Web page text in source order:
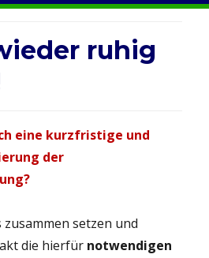
ruhig
eine kurzfristige und
der
zusammen setzen und
die hierfür notwendigen